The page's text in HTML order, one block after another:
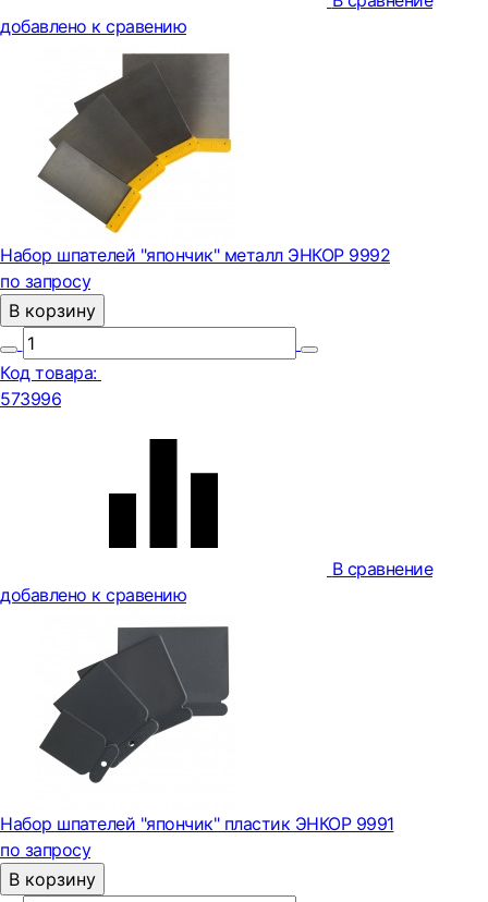
добавлено к сравению
Набор шпателей "япончик" металл ЭНКОР 9992
по запросу
В корзину
Код товара:
573996
В сравнение
добавлено к сравению
Набор шпателей "япончик" пластик ЭНКОР 9991
по запросу
В корзину